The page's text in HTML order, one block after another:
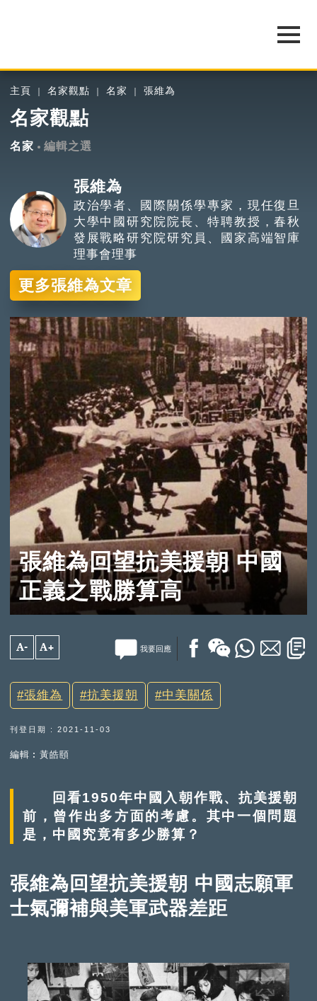
主頁 名家觀點 名家 張維為
名家觀點
名家 編輯之選
張維為
政治學者、國際關係學專家，現任復旦
大學中國研究院院長、特聘教授，春秋
發展戰略研究院研究員、國家高端智庫
理事會理事
更多張維為文章
張維為回望抗美援朝 中國
正義之戰勝算高
A- A+ 我要回應
張維為 抗美援朝 中美關係
刊登日期 : 2021-11-03
編輯︰黃皓頤
回看1950年中國入朝作戰、抗美援朝
前，曾作出多方面的考慮。其中一個問題
是，中國究竟有多少勝算？
張維為回望抗美援朝 中國志願軍
士氣彌補與美軍武器差距